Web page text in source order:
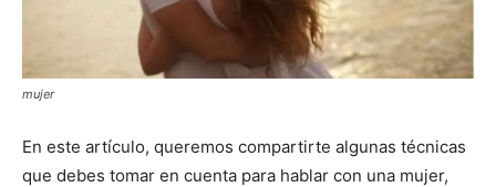
mujer
En este artículo, queremos compartirte algunas técnicas
que debes tomar en cuenta para hablar con una mujer,